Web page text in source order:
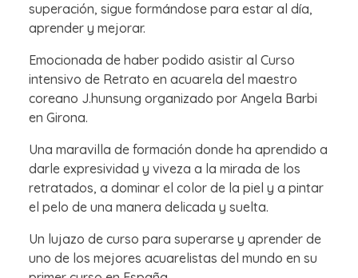
superación, sigue formándose para estar al día,
aprender y mejorar.
Emocionada de haber podido asistir al Curso
intensivo de Retrato en acuarela del maestro
coreano J.hunsung organizado por Angela Barbi
en Girona.
Una maravilla de formación donde ha aprendido a
darle expresividad y viveza a la mirada de los
retratados, a dominar el color de la piel y a pintar
el pelo de una manera delicada y suelta.
Un lujazo de curso para superarse y aprender de
uno de los mejores acuarelistas del mundo en su